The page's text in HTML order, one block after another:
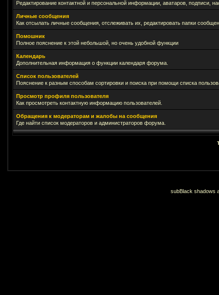
Редактирование контактной и персональной информации, аватаров, подписи,
Личные сообщения
Как отсылать личные сообщения, отслеживать их, редактировать папки
Помошник
Полное пояснение к этой небольшой, но очень удобной функции
Календарь
Дополнительная информация о функции календаря форума.
Список пользователей
Пояснение к разным способам сортировки и поиска при помощи списка
Просмотр профиля пользователя
Как просмотреть контактную информацию пользователей.
Обращения к модераторам и жалобы на сообщения
Где найти список модераторов и администраторов форума.
subBlack shadows